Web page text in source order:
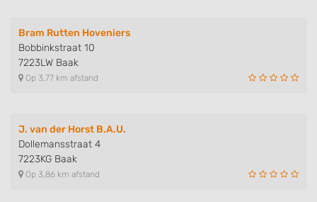
Bram Rutten Hoveniers
Bobbinkstraat 10
7223LW Baak
Op 3,77 km afstand
J. van der Horst B.A.U.
Dollemansstraat 4
7223KG Baak
Op 3,86 km afstand